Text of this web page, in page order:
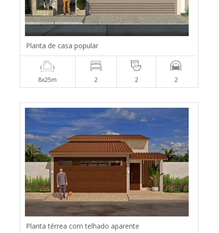
Planta de casa popular
8x25m 2 2 2
Planta térrea com telhado aparente